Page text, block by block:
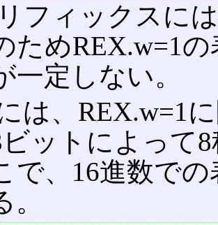
フィックスに
ためREX.w=1
一定しない。
は、REX.w=1
ビットによって
で、16進数で